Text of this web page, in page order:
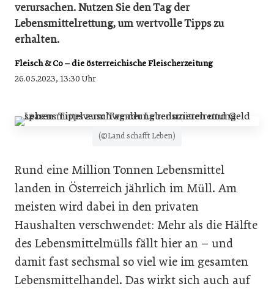
verursachen. Nutzen Sie den Tag der
Lebensmittelrettung, um wertvolle Tipps zu
erhalten.
Fleisch & Co – die österreichische Fleischerzeitung
26.05.2023, 13:30 Uhr
(©Land schafft Leben)
Rund eine Million Tonnen Lebensmittel
landen in Österreich jährlich im Müll. Am
meisten wird dabei in den privaten
Haushalten verschwendet: Mehr als die Hälfte
des Lebensmittelmülls fällt hier an – und
damit fast sechsmal so viel wie im gesamten
Lebensmittelhandel. Das wirkt sich auch auf